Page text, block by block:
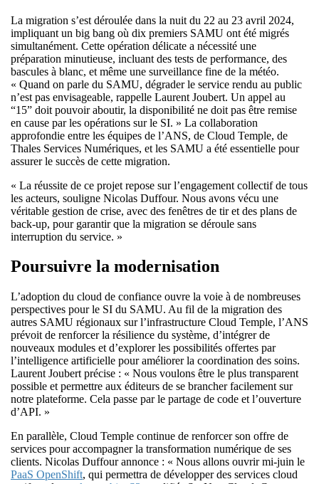
La migration s’est déroulée dans la nuit du 22 au 23 avril 2024,
impliquant un big bang où dix premiers SAMU ont été migrés
simultanément. Cette opération délicate a nécessité une
préparation minutieuse, incluant des tests de performance, des
bascules à blanc, et même une surveillance fine de la météo.
« Quand on parle du SAMU, dégrader le service rendu au public
n’est pas envisageable, rappelle Laurent Joubert. Un appel au
“15” doit pouvoir aboutir, la disponibilité ne doit pas être remise
en cause par les opérations sur le SI. » La collaboration
approfondie entre les équipes de l’ANS, de Cloud Temple, de
Thales Services Numériques, et les SAMU a été essentielle pour
assurer le succès de cette migration.
« La réussite de ce projet repose sur l’engagement collectif de tous
les acteurs, souligne Nicolas Duffour. Nous avons vécu une
véritable gestion de crise, avec des fenêtres de tir et des plans de
back-up, pour garantir que la migration se déroule sans
interruption du service. »
Poursuivre la modernisation
L’adoption du cloud de confiance ouvre la voie à de nombreuses
perspectives pour le SI du SAMU. Au fil de la migration des
autres SAMU régionaux sur l’infrastructure Cloud Temple, l’ANS
prévoit de renforcer la résilience du système, d’intégrer de
nouveaux modules et d’explorer les possibilités offertes par
l’intelligence artificielle pour améliorer la coordination des soins.
Laurent Joubert précise : « Nous voulons être le plus transparent
possible et permettre aux éditeurs de se brancher facilement sur
notre plateforme. Cela passe par le partage de code et l’ouverture
d’API. »
En parallèle, Cloud Temple continue de renforcer son offre de
services pour accompagner la transformation numérique de ses
clients. Nicolas Duffour annonce : « Nous allons ouvrir mi-juin le
PaaS OpenShift, qui permettra de développer des services cloud